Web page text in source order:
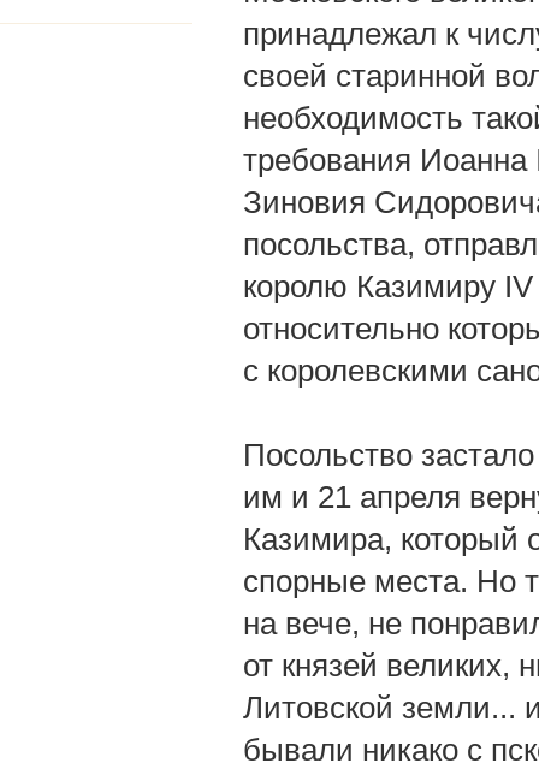
принадлежал к
своей старинной
необходимость
требования
Зиновия
посольства,
королю Казимиру
относительно
с королевскими
Посольство
им и 21 апреля
Казимира, который
спорные места. Но
на вече, не
от князей великих,
Литовской земли...
бывали никако с